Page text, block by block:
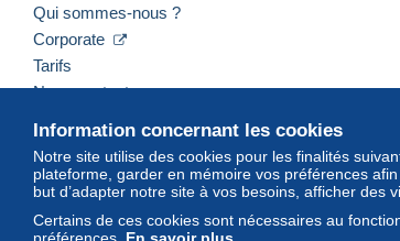
Information concernant les cookies
Notre site utilise des cookies pour les finalités
plateforme, garder en mémoire vos préférences
but d’adapter notre site à vos besoins, afficher des
Certains de ces cookies sont nécessaires au
préférences. En savoir plus
Qui sommes-nous ?
Corporate
Tarifs
Nous contacter
Français USD America/Indiana/